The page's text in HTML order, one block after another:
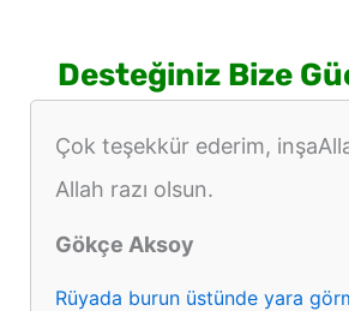
Desteğiniz Bize
Çok teşekkür ederim,
Allah razı olsun.
Gökçe Aksoy
Rüyada burun üstünde yara